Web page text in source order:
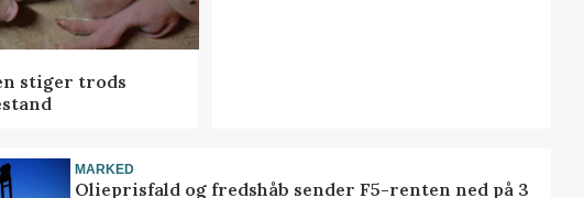
stiger trods
MARKED
Olieprisfald og fredshåb sender F5-renten ned på 3